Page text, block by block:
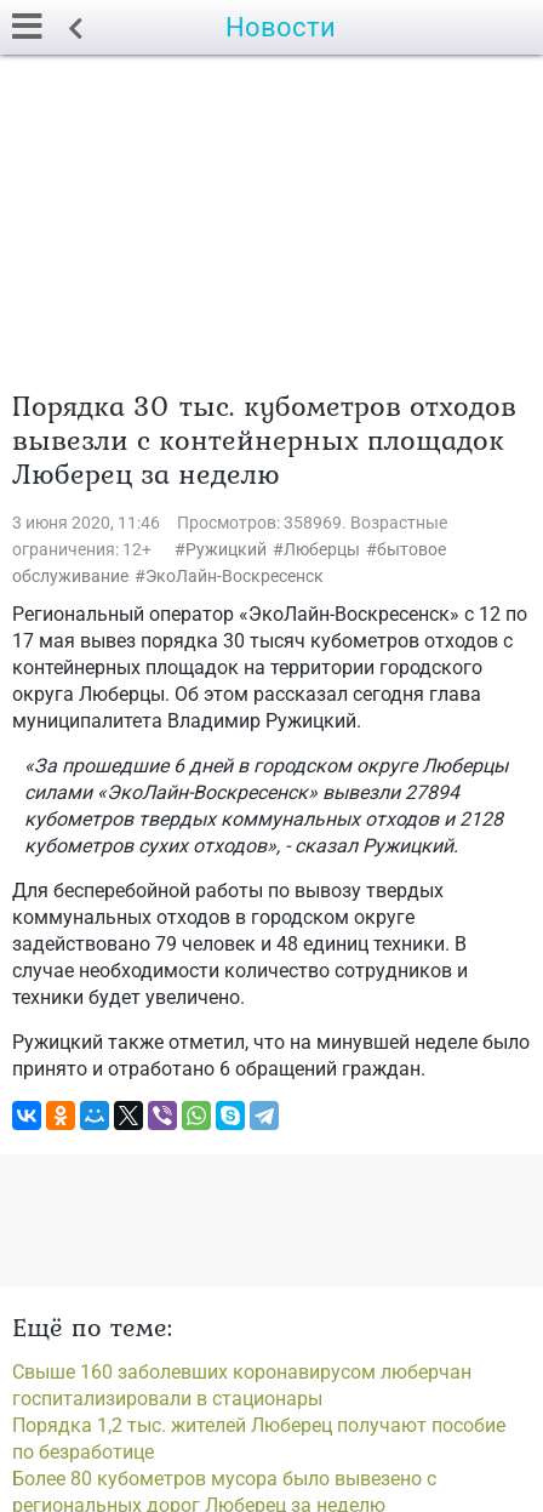
Новости
Порядка 30 тыс. кубометров отходов
вывезли с контейнерных площадок
Люберец за неделю
3 июня 2020, 11:46
Просмотров: 358969. Возрастные
ограничения: 12+
Ружицкий Люберцы
бытовое
обслуживание
ЭкоЛайн-Воскресенск
Региональный оператор «ЭкоЛайн-Воскресенск» с 12 по
17 мая вывез порядка 30 тысяч кубометров отходов с
контейнерных площадок на территории городского
округа Люберцы. Об этом рассказал сегодня глава
муниципалитета Владимир Ружицкий.
«За прошедшие 6 дней в городском округе Люберцы
силами «ЭкоЛайн-Воскресенск» вывезли 27894
кубометров твердых коммунальных отходов и 2128
кубометров сухих отходов», - сказал Ружицкий.
Для бесперебойной работы по вывозу твердых
коммунальных отходов в городском округе
задействовано 79 человек и 48 единиц техники. В
случае необходимости количество сотрудников и
техники будет увеличено.
Ружицкий также отметил, что на минувшей неделе было
принято и отработано 6 обращений граждан.
Ещё по теме:
Свыше 160 заболевших коронавирусом люберчан
госпитализировали в стационары
Порядка 1,2 тыс. жителей Люберец получают пособие
по безработице
Более 80 кубометров мусора было вывезено с
региональных дорог Люберец за неделю